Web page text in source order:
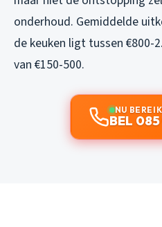
onderhoud. Gemiddelde
de keuken ligt tussen €800-
van €150-500.
NU
BEL